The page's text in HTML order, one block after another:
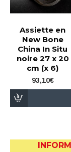
Assiette en
New Bone
China In Situ
noire 27 x 20
cm (x 6)
93,10€